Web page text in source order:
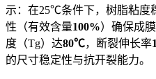
示：在25℃条件下，树脂粘度
性（有效含量100%）确保成
度（Tg）达80℃，断裂伸长率
的尺寸稳定性与抗开裂能力。